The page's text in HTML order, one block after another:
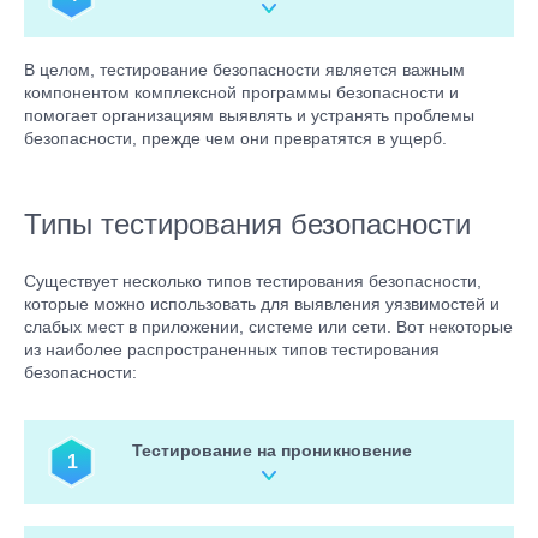
безопасности своих систем или приложений, чтобы
правовым последствиям.
Клиенты и заказчики ожидают, что организации будут
защищать их данные и личную информацию от
несанкционированного доступа. Демонстрация
приверженности безопасности посредством регулярного
В целом, тестирование безопасности является важным
компонентом комплексной программы безопасности и
помогает организациям выявлять и устранять проблемы
безопасности, прежде чем они превратятся в ущерб.
Типы тестирования безопасности
Существует несколько типов тестирования безопасности,
которые можно использовать для выявления уязвимостей и
слабых мест в приложении, системе или сети. Вот некоторые
из наиболее распространенных типов тестирования
безопасности:
1
Тестирование на проникновение
Этот тип тестирования, также известный как пентест,